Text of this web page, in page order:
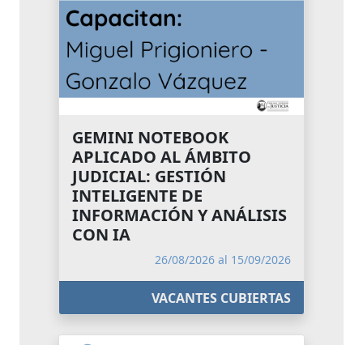
GEMINI NOTEBOOK
APLICADO AL ÁMBITO
JUDICIAL: GESTIÓN
INTELIGENTE DE
INFORMACIÓN Y ANÁLISIS
CON IA
26/08/2026 al 15/09/2026
VACANTES CUBIERTAS